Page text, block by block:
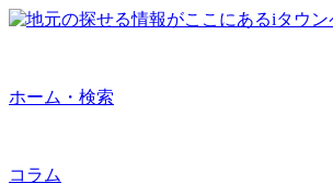
ホーム・検索
コラム